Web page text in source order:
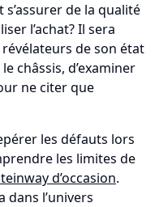
de la qualité
l’achat? Il sera
de son état
châssis, d’examiner
ne citer que
les défauts lors
les limites de
d’occasion.
l’univers